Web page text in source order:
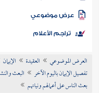
الكتب
موضوعي
تراجم الأعلام
العرض الموضوعي العقيدة الإيمان
تفصيل الإيمان باليوم الآخر
البعث
بعث الناس على أعمالهم ونياتهم